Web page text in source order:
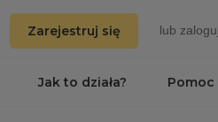
Zarejestruj się lub zaloguj
Pomoc
Jak to działa?